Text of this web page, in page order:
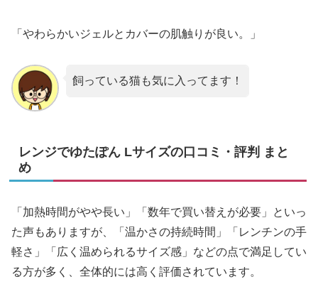
「やわらかいジェルとカバーの肌触りが良い。」
飼っている猫も気に入ってます！
レンジでゆたぽん Lサイズの口コミ・評判 まと
め
「加熱時間がやや長い」「数年で買い替えが必要」といっ
た声もありますが、「温かさの持続時間」「レンチンの手
軽さ」「広く温められるサイズ感」などの点で満足してい
る方が多く、全体的には高く評価されています。